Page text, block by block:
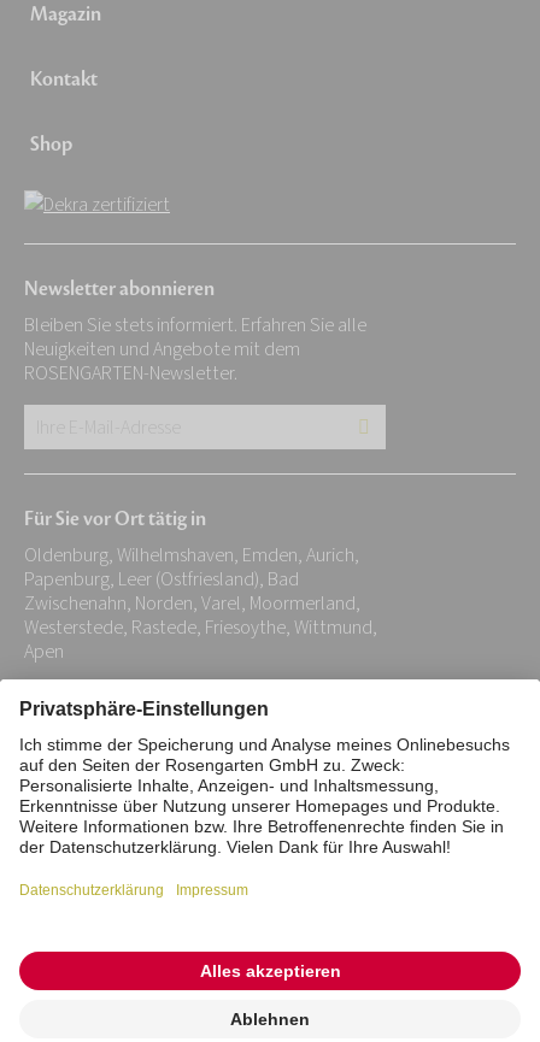
Magazin
Kontakt
Shop
Newsletter abonnieren
Bleiben Sie stets informiert. Erfahren Sie alle
Neuigkeiten und Angebote mit dem
ROSENGARTEN-Newsletter.
Adresse:
*
Für Sie vor Ort tätig in
Oldenburg, Wilhelmshaven, Emden, Aurich,
Papenburg, Leer (Ostfriesland), Bad
Zwischenahn, Norden, Varel, Moormerland,
Westerstede, Rastede, Friesoythe, Wittmund,
Apen
Impressum Datenschutz
Stiftung
Interne Meldestelle
Zahlungsmittel
Barrierefreiheitserklärung
Vertrag widerrufen
© 2026 ROSENGARTEN-Tierbestattung